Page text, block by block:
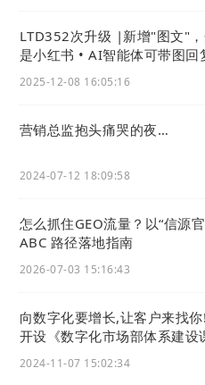
显著降低人工客服成本
通过结构化、可搜索的自
有效分流大部分常规咨询
智能化降低知识生产门槛
AI辅助工具使得高质量问
专家，支持批量管理，极
新与维护成本。
数据驱动与主动服务优化
通过“分享/访问/曝光”等
精准运营，变被动响应为
操作流程
1
LTD352次升级 |新增"图文"
是小红书 • AI智能体可带图回
2025-12-08 16:05:16
营销总监抱头痛哭的夜…
2024-07-12 18:09:58
怎么抓住GEO流量？以“信源
ABC 路径落地指南
2026-07-03 15:16:43
向数字化要增长,让客户来找
开设《数字化市场部体系建设
2024-11-07 15:02:34